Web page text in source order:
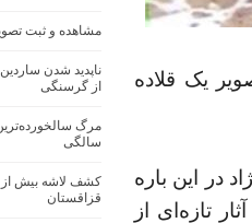
یک قلاده
در این باره
تازه‌ای از
مشاهده و ثبت
ناپدید شدن
از گرسنگی
سالگی
قزاقستان